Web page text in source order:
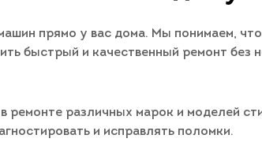
прямо у вас дома. Мы понимаем,
быстрый и качественный ремонт без
ремонте различных марок и моделей
и исправлять поломки.